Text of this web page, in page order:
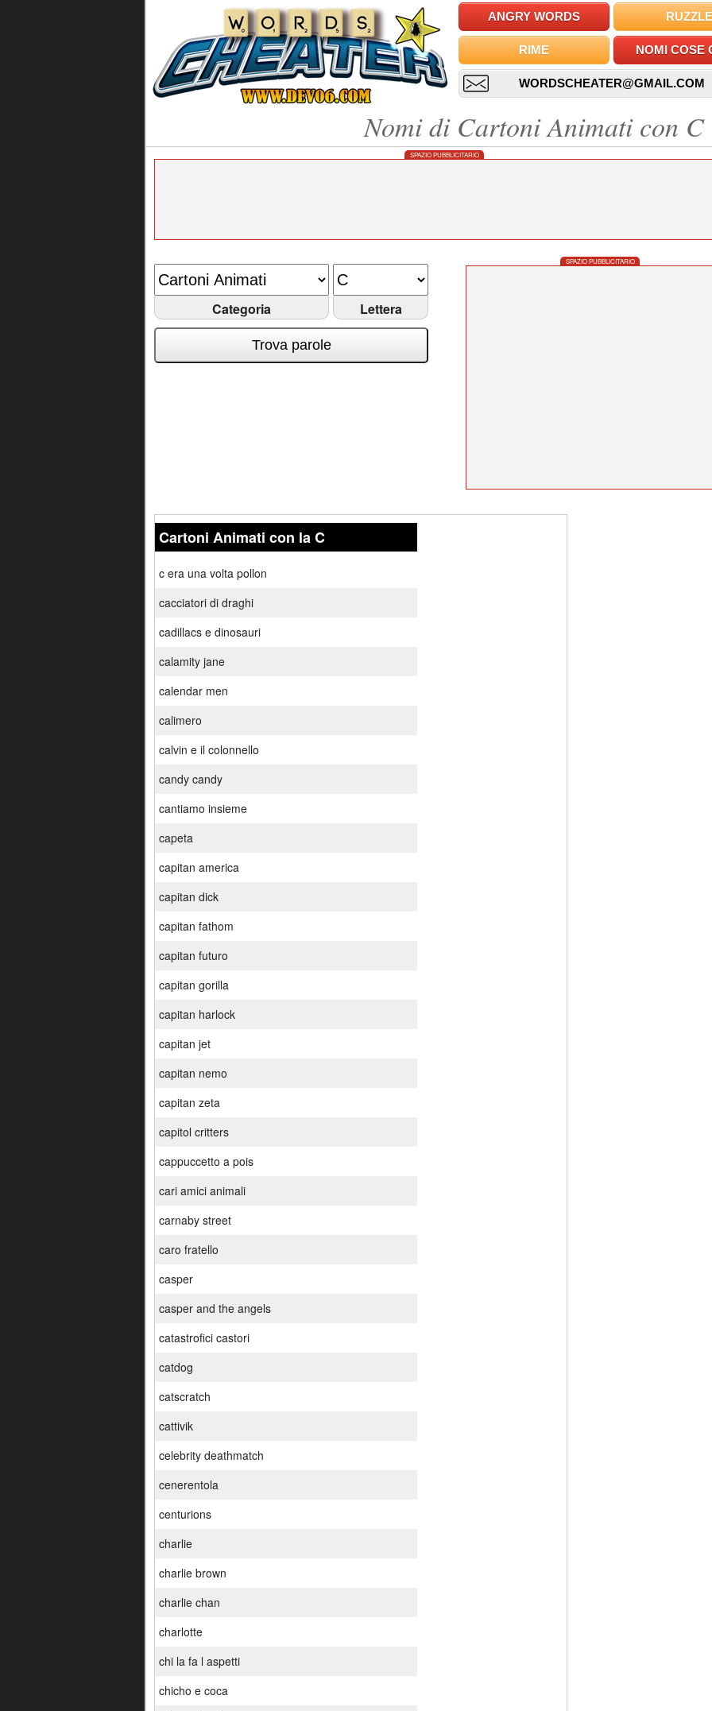
ANGRY WORDS RUZZLE
RIME NOMI COSE
WORDSCHEATER@GMAIL.COM
Nomi di Cartoni Animati con C
SPAZIO PUBBLICITARIO
Categoria Lettera
Trova parole
SPAZIO PUBBLICITARIO
Cartoni Animati con la C
c era una volta pollon
cacciatori di draghi
cadillacs e dinosauri
calamity jane
calendar men
calimero
calvin e il colonnello
candy candy
cantiamo insieme
capeta
capitan america
capitan dick
capitan fathom
capitan futuro
capitan gorilla
capitan harlock
capitan jet
capitan nemo
capitan zeta
capitol critters
cappuccetto a pois
cari amici animali
carnaby street
caro fratello
casper
casper and the angels
catastrofici castori
catdog
catscratch
cattivik
celebrity deathmatch
cenerentola
centurions
charlie
charlie brown
charlie chan
charlotte
chi la fa l aspetti
chicho e coca